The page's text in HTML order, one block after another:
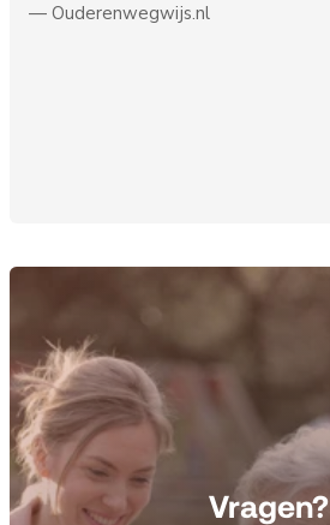
— Ouderenwegwijs.nl
Vragen?